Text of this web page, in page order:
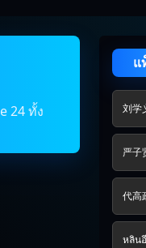
24 ทั้ง
แ
刘学
严子
代高
หลินอี